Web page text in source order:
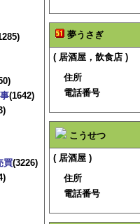
(1642)
買(3226)
夢うさぎ
( 居酒屋，飲食店 )
住所
電話番号
こうせつ
( 居酒屋 )
住所
電話番号